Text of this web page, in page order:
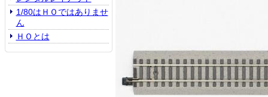
1/80はＨＯではありませ
ん
ＨＯとは